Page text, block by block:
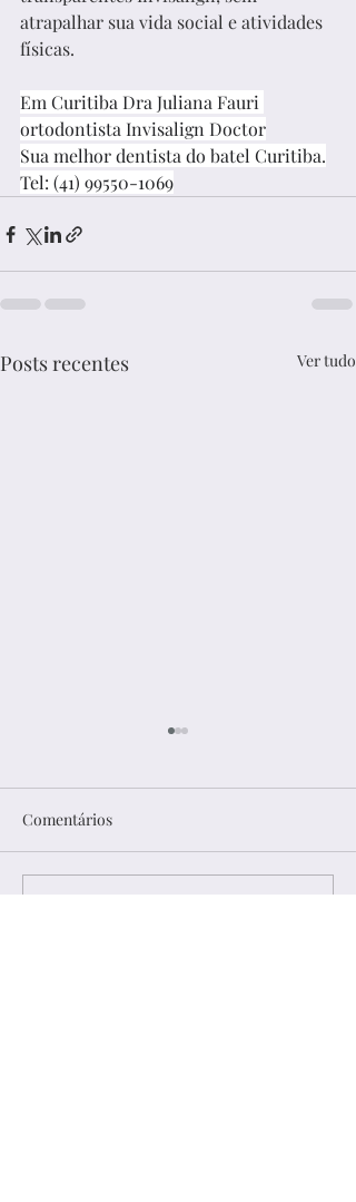
atrapalhar sua vida social e atividades
físicas.
Em Curitiba Dra Juliana Fauri
ortodontista Invisalign Doctor
Sua melhor dentista do batel Curitiba.
Tel: (41) 99550-1069
Posts recentes Ver tudo
Comentários